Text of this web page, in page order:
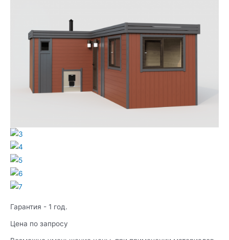
Гарантия - 1 год.
Цена по запросу